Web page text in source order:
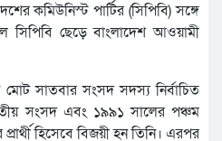
কমিউনিস্ট পার্টির (সিপিবি) সঙ্গে
সিপিবি ছেড়ে বাংলাদেশ আওয়ামী
সাতবার সংসদ সদস্য নির্বাচিত
সংসদ এবং ১৯৯১ সালের পঞ্চম
হিসেবে বিজয়ী হন তিনি। এরপর